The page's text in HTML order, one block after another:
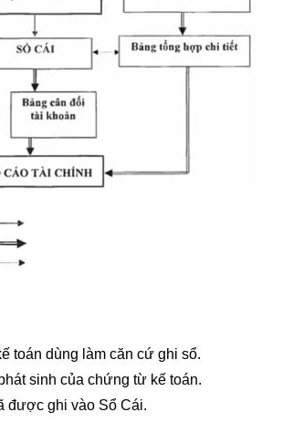
toán dùng làm căn cứ ghi sổ.
sinh của chứng từ kế toán.
được ghi vào Sổ Cái.